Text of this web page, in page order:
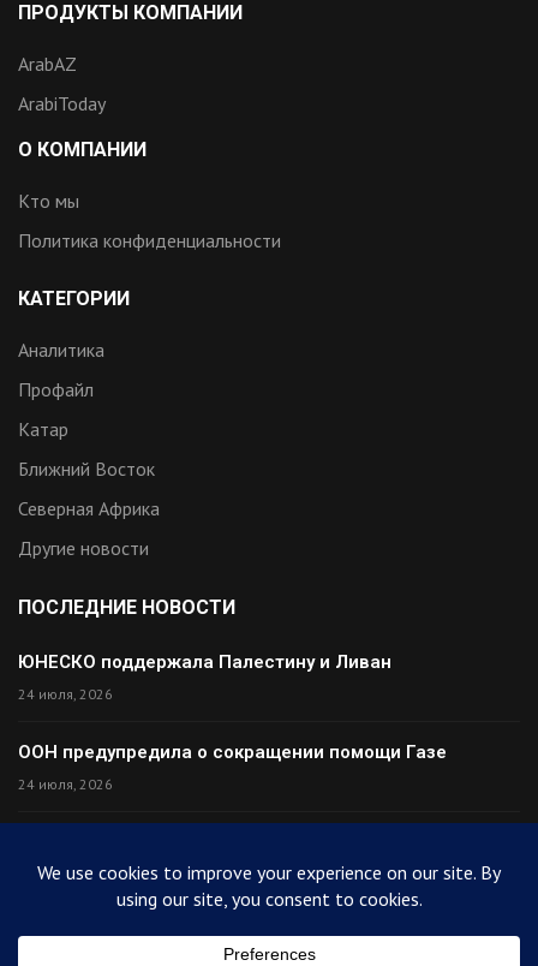
ПРОДУКТЫ КОМПАНИИ
ArabAZ
ArabiToday
О КОМПАНИИ
Кто мы
Политика конфиденциальности
КАТЕГОРИИ
Аналитика
Профайл
Катар
Ближний Восток
Северная Африка
Другие новости
ПОСЛЕДНИЕ НОВОСТИ
ЮНЕСКО поддержала Палестину и Ливан
24 июля, 2026
ООН предупредила о сокращении помощи Газе
24 июля, 2026
24 июля, 2026
Палестина высмеяла Израиль после финала ЧМ